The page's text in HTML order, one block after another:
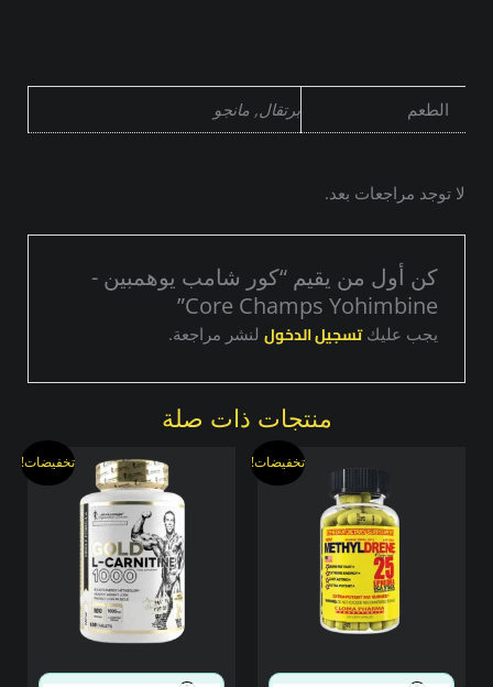
الطعم برتقال, مانجو
لا توجد مراجعات بعد.
كن أول من يقيم “كور شامب يوهمبين -
Core Champs Yohimbine”
يجب عليكتسجيل الدخول لنشر مراجعة.
منتجات ذات صلة
تخفيضات!
الأصلي
هو:
1700,00 EGP.
السعر
الحالي
هو:
تخفيضات!
السعر
الأصلي
هو:
1200,00 EGP.
السعر
الحالي
هو: